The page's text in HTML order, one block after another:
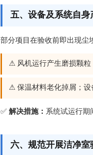
五、设备及系统自身
部分项目在验收前即出现尘
⚠ 风机运行产生磨损颗
⚠ 保温材料老化掉屑；
✅ 解决措施： 系统试运行期
六、规范开展洁净室